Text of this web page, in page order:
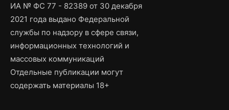
ИА № ФС 77 - 82389 от 30 декабря
2021 года выдано Федеральной
службы по надзору в сфере связи,
информационных технологий и
массовых коммуникаций
Отдельные публикации могут
содержать материалы 18+